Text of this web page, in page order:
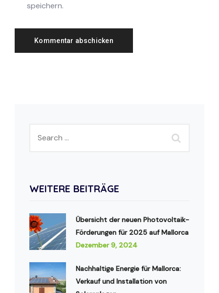
speichern.
WEITERE BEITRÄGE
Übersicht der neuen Photovoltaik-
Förderungen für 2025 auf Mallorca
Dezember 9, 2024
Nachhaltige Energie für Mallorca:
Verkauf und Installation von